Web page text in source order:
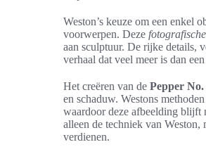
Weston’s keuze om een enkel
voorwerpen. Deze
aan sculptuur. De rijke details,
verhaal dat veel meer is dan
Het creëren van de Pepper No.
en schaduw. Westons
waardoor deze afbeelding blijft
alleen de techniek van Weston,
verdienen.